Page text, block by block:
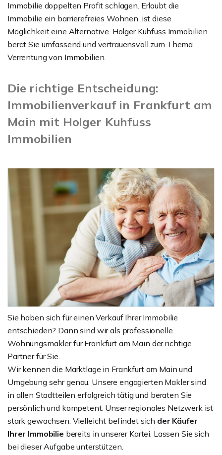
Immobilie doppelten Profit schlagen. Erlaubt die
Immobilie ein barrierefreies Wohnen, ist diese
Möglichkeit eine Alternative. Holger Kuhfuss Immobilien
berät Sie umfassend und vertrauensvoll zum Thema
Verrentung von Immobilien.
Die richtige Entscheidung:
Immobilienverkauf in Frankfurt am
Main mit Holger Kuhfuss
Immobilien
Sie haben sich für einen Verkauf Ihrer Immobilie
entschieden? Dann sind wir als professionelle
Wohnungsmakler für Frankfurt am Main der richtige
Partner für Sie.
Wir kennen die Marktlage in Frankfurt am Main und
Umgebung sehr genau. Unsere engagierten Makler sind
in allen Stadtteilen erfolgreich tätig und beraten Sie
persönlich und kompetent. Unser regionales Netzwerk ist
stark gewachsen. Vielleicht befindet sich der Käufer
Ihrer Immobilie bereits in unserer Kartei. Lassen Sie sich
bei dieser Aufgabe unterstützen.